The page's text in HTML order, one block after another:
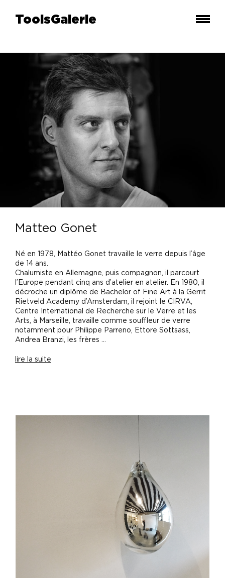
ToolsGalerie
Matteo Gonet
Né en 1978, Mattéo Gonet travaille le verre depuis l’âge
de 14 ans.
Chalumiste en Allemagne, puis compagnon, il parcourt
l’Europe pendant cinq ans d’atelier en atelier. En 1980, il
décroche un diplôme de Bachelor of Fine Art à la Gerrit
Rietveld Academy d’Amsterdam, il rejoint le CIRVA,
Centre International de Recherche sur le Verre et les
Arts, à Marseille, travaille comme souffleur de verre
notamment pour Philippe Parreno, Ettore Sottsass,
Andrea Branzi, les frères ...
lire la suite